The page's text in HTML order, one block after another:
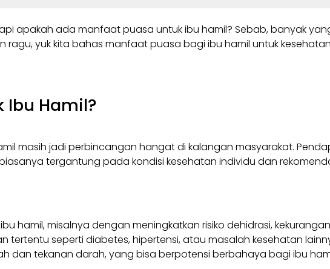
apakah ada manfaat puasa untuk ibu hamil? Sebab, banyak
ragu, yuk kita bahas manfaat puasa bagi ibu hamil untuk
Ibu Hamil?
masih jadi perbincangan hangat di kalangan masyarakat.
tergantung pada kondisi kesehatan individu dan
hamil, misalnya dengan meningkatkan risiko dehidrasi,
tertentu seperti diabetes, hipertensi, atau masalah kesehatan
dan tekanan darah, yang bisa berpotensi berbahaya bagi ibu